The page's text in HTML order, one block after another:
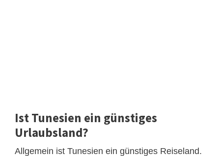
Ist Tunesien ein günstiges
Urlaubsland?
Allgemein ist Tunesien ein günstiges Reiseland.